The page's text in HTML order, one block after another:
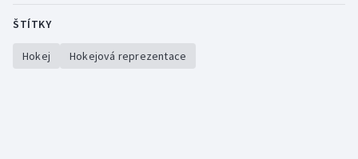
ŠTÍTKY
Hokej Hokejová reprezentace